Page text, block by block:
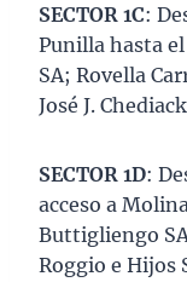
SECTOR 1C:
Punilla hasta
SA; Rovella
José J.
SECTOR 1D:
acceso a
Buttigliengo
Roggio e Hijos